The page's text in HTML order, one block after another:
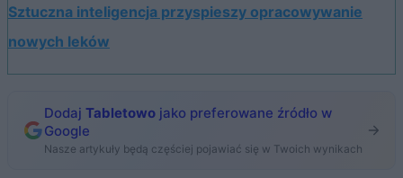
Sztuczna inteligencja przyspieszy opracowywanie
nowych leków
Dodaj Tabletowo jako preferowane źródło w
Google
Nasze artykuły będą częściej pojawiać się w Twoich wynikach